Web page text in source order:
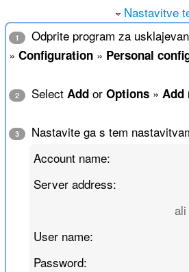
Nastavitve
1
Odprite program za
» Configuration» Personal
2 Select Addor Options» Add
3
Nastavite ga s tem
Account name:
Server address:
ali
User name:
Password: